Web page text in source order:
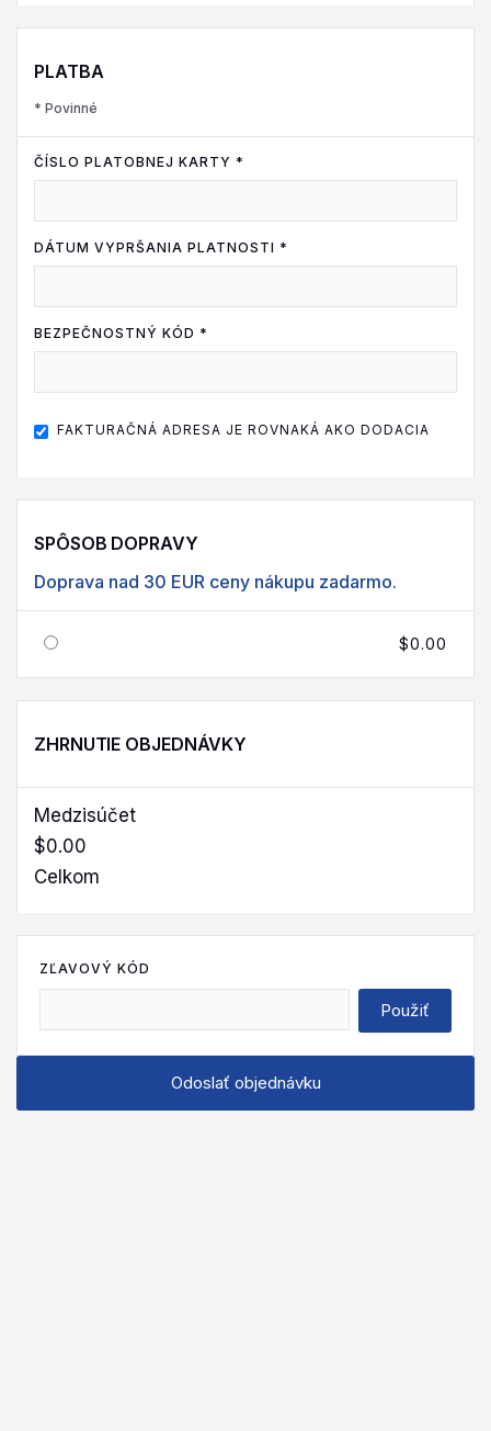
PLATBA
* Povinné
ČÍSLO PLATOBNEJ KARTY *
DÁTUM VYPRŠANIA PLATNOSTI *
BEZPEČNOSTNÝ KÓD *
FAKTURAČNÁ ADRESA JE ROVNAKÁ AKO DODACIA
SPÔSOB DOPRAVY
Doprava nad 30 EUR ceny nákupu zadarmo.
$0.00
ZHRNUTIE OBJEDNÁVKY
Medzisúčet
$0.00
Celkom
ZĽAVOVÝ KÓD
Použiť
Odoslať objednávku